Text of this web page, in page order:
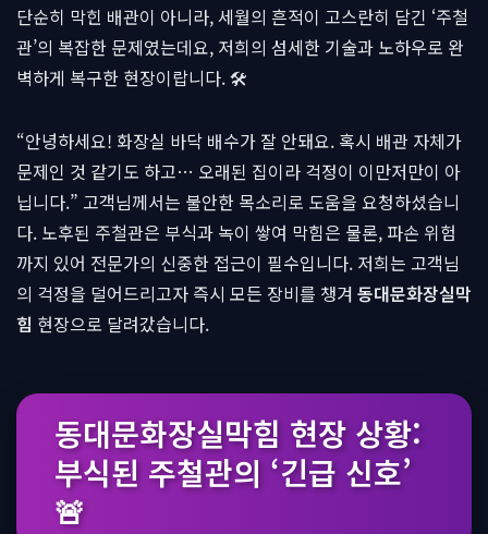
단순히 막힌 배관이 아니라, 세월의 흔적이 고스란히 담긴 ‘주철
관’의 복잡한 문제였는데요, 저희의 섬세한 기술과 노하우로 완
벽하게 복구한 현장이랍니다. 🛠
“안녕하세요! 화장실 바닥 배수가 잘 안돼요. 혹시 배관 자체가
문제인 것 같기도 하고… 오래된 집이라 걱정이 이만저만이 아
닙니다.” 고객님께서는 불안한 목소리로 도움을 요청하셨습니
다. 노후된 주철관은 부식과 녹이 쌓여 막힘은 물론, 파손 위험
까지 있어 전문가의 신중한 접근이 필수입니다. 저희는 고객님
의 걱정을 덜어드리고자 즉시 모든 장비를 챙겨 동대문화장실막
힘 현장으로 달려갔습니다.
동대문화장실막힘 현장 상황:
부식된 주철관의 ‘긴급 신호’
🚨